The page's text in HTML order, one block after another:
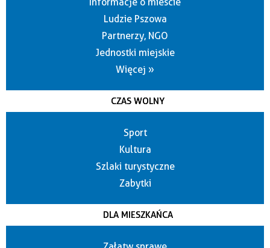
Ludzie Pszowa
Partnerzy, NGO
Jednostki miejskie
Więcej »
CZAS WOLNY
Sport
Kultura
Szlaki turystyczne
Zabytki
DLA MIESZKAŃCA